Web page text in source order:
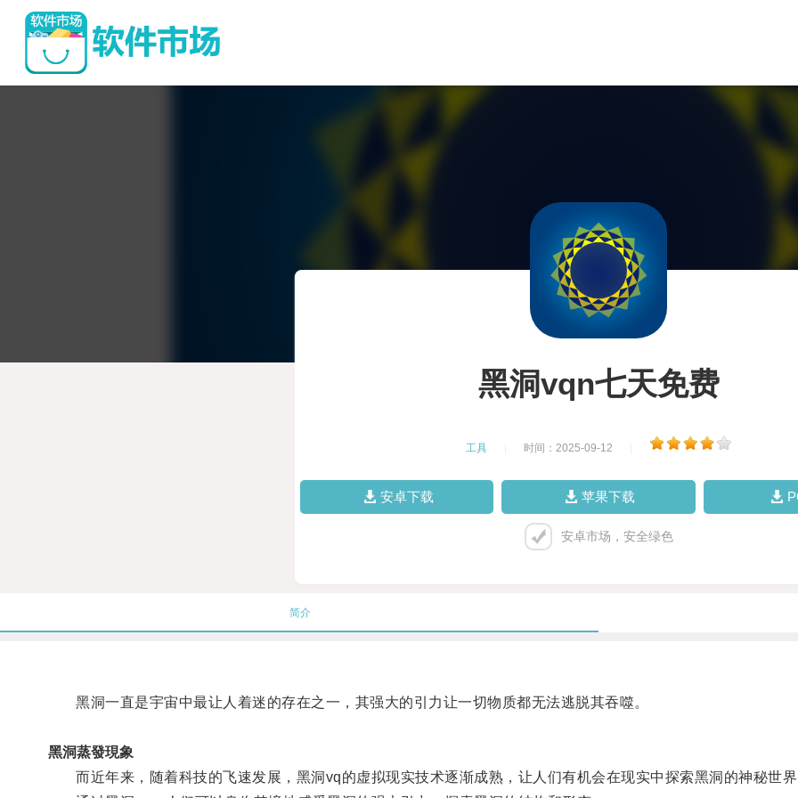
黑洞vqn七天免费
工具 时间：2025-09-12
安卓下载 苹果下载
安卓市场，安全绿色
简介
黑洞一直是宇宙中最让人着迷的存在之一，其强大的引力让一切物质都无法逃脱其吞噬。
黑洞蒸發現象
而近年来，随着科技的飞速发展，黑洞vq的虚拟现实技术逐渐成熟，让人们有机会在现实中探索黑洞的神秘世界